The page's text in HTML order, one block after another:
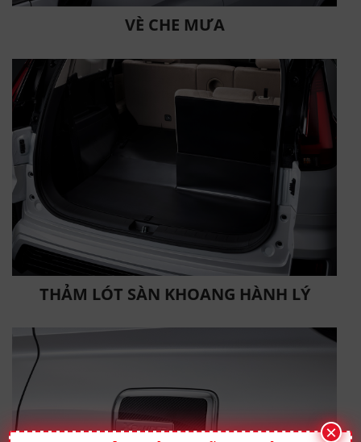
VÈ CHE MƯA
THẢM LÓT SÀN KHOANG HÀNH LÝ
×